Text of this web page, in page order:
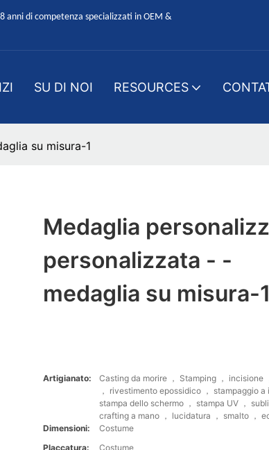
anni di competenza specializzati in OEM &
SU DI NOI RESOURCES
su misura-1
Medaglia
personalizzata - -
medaglia su misura-1
Artigianato:
Casting da morire ， Stamping ， incisione
， rivestimento epossidico ， stampaggio a
stampa dello schermo ， stampa UV ，
crafting a mano ， lucidatura ， smalto ，
Dimensioni:
Costume
Placcatura:
Costume